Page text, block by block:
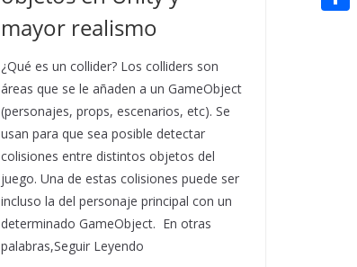
mayor realismo
¿Qué es un collider? Los colliders son
áreas que se le añaden a un GameObject
(personajes, props, escenarios, etc). Se
usan para que sea posible detectar
colisiones entre distintos objetos del
juego. Una de estas colisiones puede ser
incluso la del personaje principal con un
determinado GameObject. En otras
palabras,Seguir Leyendo
n
a